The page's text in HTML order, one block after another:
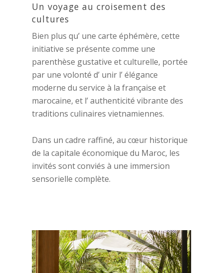
Un voyage au croisement des
cultures
Bien plus qu’ une carte éphémère, cette
initiative se présente comme une
parenthèse gustative et culturelle, portée
par une volonté d’ unir l’ élégance
moderne du service à la française et
marocaine, et l’ authenticité vibrante des
traditions culinaires vietnamiennes.
Dans un cadre raffiné, au cœur historique
de la capitale économique du Maroc, les
invités sont conviés à une immersion
sensorielle complète.